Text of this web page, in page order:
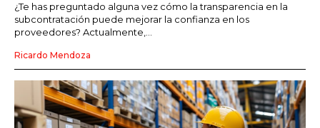
¿Te has preguntado alguna vez cómo la transparencia en la
subcontratación puede mejorar la confianza en los
proveedores? Actualmente,...
Ricardo Mendoza